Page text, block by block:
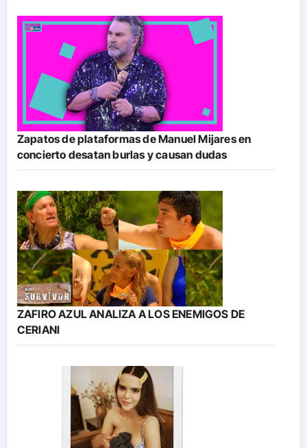
Zapatos de plataformas de Manuel Mijares en
concierto desatan burlas y causan dudas
ZAFIRO AZUL ANALIZA A LOS ENEMIGOS DE
CERIANI